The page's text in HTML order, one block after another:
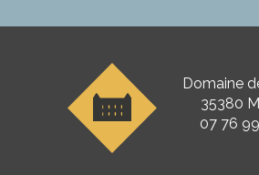
Domaine
35380
07 76